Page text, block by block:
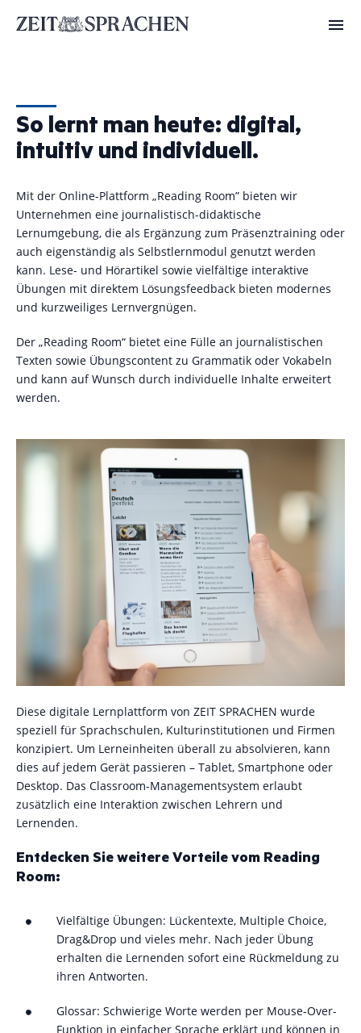
So lernt man heute: digital,
intuitiv und individuell.
Mit der Online-Plattform „Reading Room” bieten wir
Unternehmen eine journalistisch-didaktische
Lernumgebung, die als Ergänzung zum Präsenztraining oder
auch eigenständig als Selbstlernmodul genutzt werden
kann. Lese- und Hörartikel sowie vielfältige interaktive
Übungen mit direktem Lösungsfeedback bieten modernes
und kurzweiliges Lernvergnügen.
Der „Reading Room“ bietet eine Fülle an journalistischen
Texten sowie Übungscontent zu Grammatik oder Vokabeln
und kann auf Wunsch durch individuelle Inhalte erweitert
werden.
Diese digitale Lernplattform von ZEIT SPRACHEN wurde
speziell für Sprachschulen, Kulturinstitutionen und Firmen
konzipiert. Um Lerneinheiten überall zu absolvieren, kann
dies auf jedem Gerät passieren – Tablet, Smartphone oder
Desktop. Das Classroom-Managementsystem erlaubt
zusätzlich eine Interaktion zwischen Lehrern und
Lernenden.
Entdecken Sie weitere Vorteile vom Reading
Room:
Vielfältige Übungen: Lückentexte, Multiple Choice,
Drag&Drop und vieles mehr. Nach jeder Übung
erhalten die Lernenden sofort eine Rückmeldung zu
ihren Antworten.
Glossar: Schwierige Worte werden per Mouse-Over-
Funktion in einfacher Sprache erklärt und können in